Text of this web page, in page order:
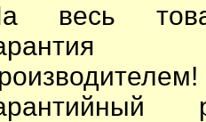
весь